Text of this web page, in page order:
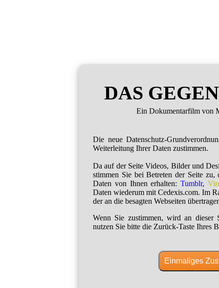
DAS
Ein Dokumentarfilm von
Die neue Datenschutz-
Weiterleitung Ihrer Daten zustimmen.
Da auf der Seite Videos, Bilder und
stimmen Sie bei Betreten der Seite zu,
Daten von Ihnen erhalten:Tumblr,
Daten wiederum mit Cedexis.com. Im
der an die besagten Webseiten
Wenn Sie zustimmen, wird an dieser
nutzen Sie bitte die Zurück-Taste Ihres
Einmaliges